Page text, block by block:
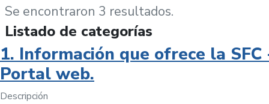
Se encontraron 3 resultados.
Listado de categorías
1. Información que ofrece la SFC
Portal web.
Descripción